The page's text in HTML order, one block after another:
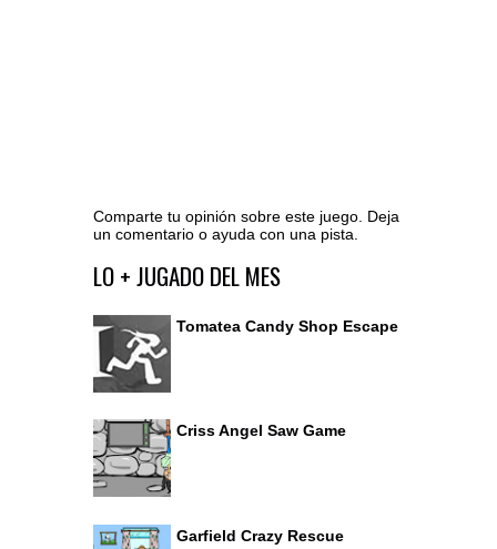
Comparte tu opinión sobre este juego. Deja
un comentario o ayuda con una pista.
Ir al editor de comentarios
LO + JUGADO DEL MES
Tomatea Candy Shop Escape
Criss Angel Saw Game
Garfield Crazy Rescue